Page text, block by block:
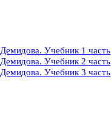
Демидова. Учебник 1 часть
Демидова. Учебник 2 часть
Демидова. Учебник 3 часть